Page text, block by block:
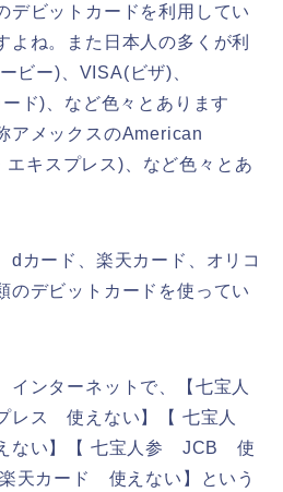
デビットカードを利用してい
よね。また日本人の多くが利
ビー)、VISA(ビザ)、
ド)、など色々とあります
アメックスのAmerican
キスプレス)、など色々とあ
dカード、楽天カード、オリコ
のデビットカードを使ってい
インターネットで、【七宝人
レス 使えない】【 七宝人
ない】【 七宝人参 JCB 使
天カード 使えない】という